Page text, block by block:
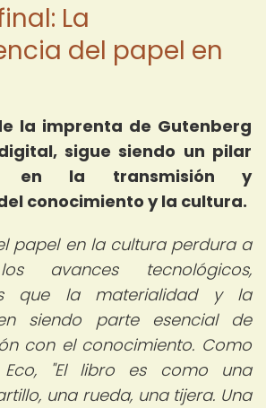
La
del papel en
la imprenta de Gutenberg
sigue siendo un pilar
en la transmisión y
conocimiento y la cultura.
papel en la cultura perdura a
avances tecnológicos,
que la materialidad y la
siendo parte esencial de
con el conocimiento. Como
"El libro es como una
una rueda, una tijera. Una